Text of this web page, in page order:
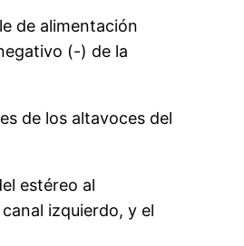
de alimentación
(-) de la
de los altavoces del
estéreo al
izquierdo, y el